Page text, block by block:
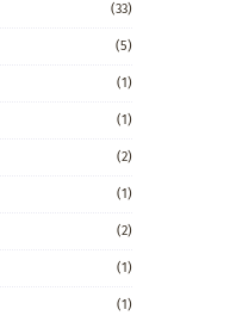
(33)
(5)
(1)
(1)
(2)
(1)
(2)
(1)
(1)